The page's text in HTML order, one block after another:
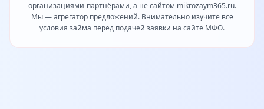
организациями-партнёрами, а не сайтом mikrozaym365.ru.
Мы — агрегатор предложений. Внимательно изучите все
условия займа перед подачей заявки на сайте МФО.